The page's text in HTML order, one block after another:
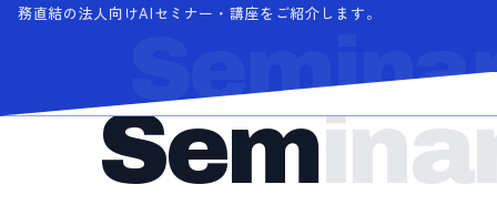
務直結の法人向けAIセミナー・講座をご紹介します。
Sem